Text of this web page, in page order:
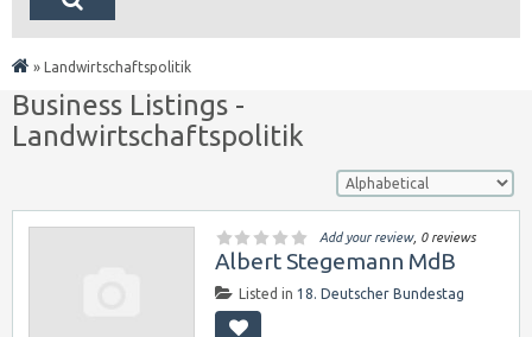
» Landwirtschaftspolitik
Business Listings -
Landwirtschaftspolitik
Add your review, 0 reviews
Albert Stegemann MdB
Listed in 18. Deutscher Bundestag